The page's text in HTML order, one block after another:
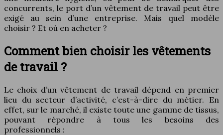
concurrents, le port d’un vêtement de travail peut être
exigé au sein d’une entreprise. Mais quel modèle
choisir ? Et où en acheter ?
Comment bien choisir les vêtements
de travail ?
Le choix d’un vêtement de travail dépend en premier
lieu du secteur d’activité, c’est-à-dire du métier. En
effet, sur le marché, il existe toute une gamme de tissus,
pouvant répondre à tous les besoins des
professionnels :